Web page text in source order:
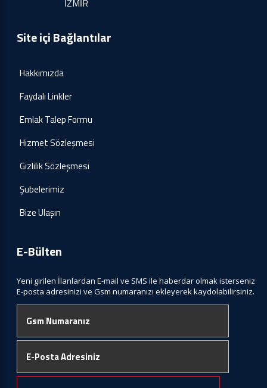
İZMİR
Site içi Bağlantılar
Hakkımızda
Faydalı Linkler
Emlak Talep Formu
Hizmet Sözleşmesi
Gizlilik Sözleşmesi
Şubelerimiz
Bize Ulaşın
E-Bülten
Yeni girilen İlanlardan E-mail ve SMS ile haberdar olmak isterseniz
E-posta adresinizi ve Gsm numaranızı ekleyerek kaydolabilirsiniz.